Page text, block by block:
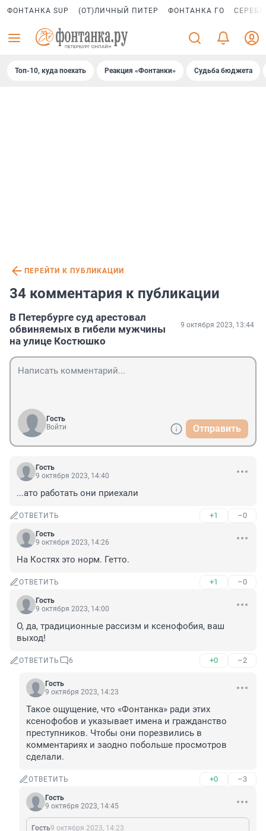
ФОНТАНКА SUP (ОТ)ЛИЧНЫЙ ПИТЕР ФОНТАНКА ГО
Топ-10, куда поехать Реакция «Фонтанки» Судьба бюджета
ПЕРЕЙТИ К ПУБЛИКАЦИИ
34 комментария к публикации
В Петербурге суд арестовал
обвиняемых в гибели мужчины
на улице Костюшко
9 октября 2023, 13:44
Гость
Войти
Отправить
Гость
9 октября 2023, 14:40
...ато работать они приехали
ОТВЕТИТЬ +1 –0
Гость
9 октября 2023, 14:26
На Костях это норм. Гетто.
ОТВЕТИТЬ +1 –0
Гость
9 октября 2023, 14:00
О, да, традиционные рассизм и ксенофобия, ваш
выход!
ОТВЕТИТЬ 6 +0 –2
Гость
9 октября 2023, 14:23
Такое ощущение, что «Фонтанка» ради этих
ксенофобов и указывает имена и гражданство
преступников. Чтобы они порезвились в
комментариях и заодно побольше просмотров
сделали.
ОТВЕТИТЬ +0 –3
Гость
9 октября 2023, 14:45
Гость9 октября 2023, 14:23